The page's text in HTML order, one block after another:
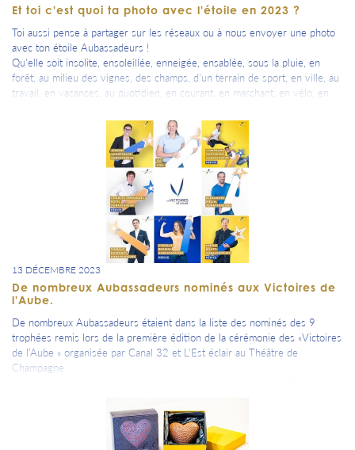
Et toi c'est quoi ta photo avec l'étoile en 2023 ?
Toi aussi pense à partager sur les réseaux ou à nous envoyer une photo
avec ton étoile Aubassadeurs !
Qu'elle soit insolite, ensoleillée, enneigée, ensablée, sous la pluie, en
forêt, au milieu des vignes, des champs, d'un terrain de sport, en ville, au
travail, en vacances, au quotidien, en courant, en marchant, en vélo, en
de cidre, de bière, de Prunelle de Troyes ou de jus de pomme, en
dégustation de produits du terroir, en fiesta, en découverte, avec ou sans
toi.... bref quand tu veux => fais nous une photo pour rappeler ton
attachement, ton souriant et amical sentiment d'appartenance à notre
département et à nos valeurs partagées.
=> Cette semaine, une photo prise par Ulysse Delsaux lors de sa soirée
partenaires et présentation de sa saison NASCAR EUROPE 2024.
A toi de jouer, à tes appareils photos ou portables, on attend ta ou tes
photos avec impatience .... #500aubassadeursçacommenceàsevoir
13 DÉCEMBRE 2023
De nombreux Aubassadeurs nominés aux Victoires de
l'Aube.
De nombreux Aubassadeurs étaient dans la liste des nominés des 9
trophées remis lors de la première édition de la cérémonie des «Victoires
de l’Aube » organisée par Canal 32 et L'Est éclair au Théâtre de
Champagne.
- Audrey Machinet pépite sport, archère Championne de France en club,
a été élu Sportive de l'année ( en étude à Reims, elle n'a pas encore fait